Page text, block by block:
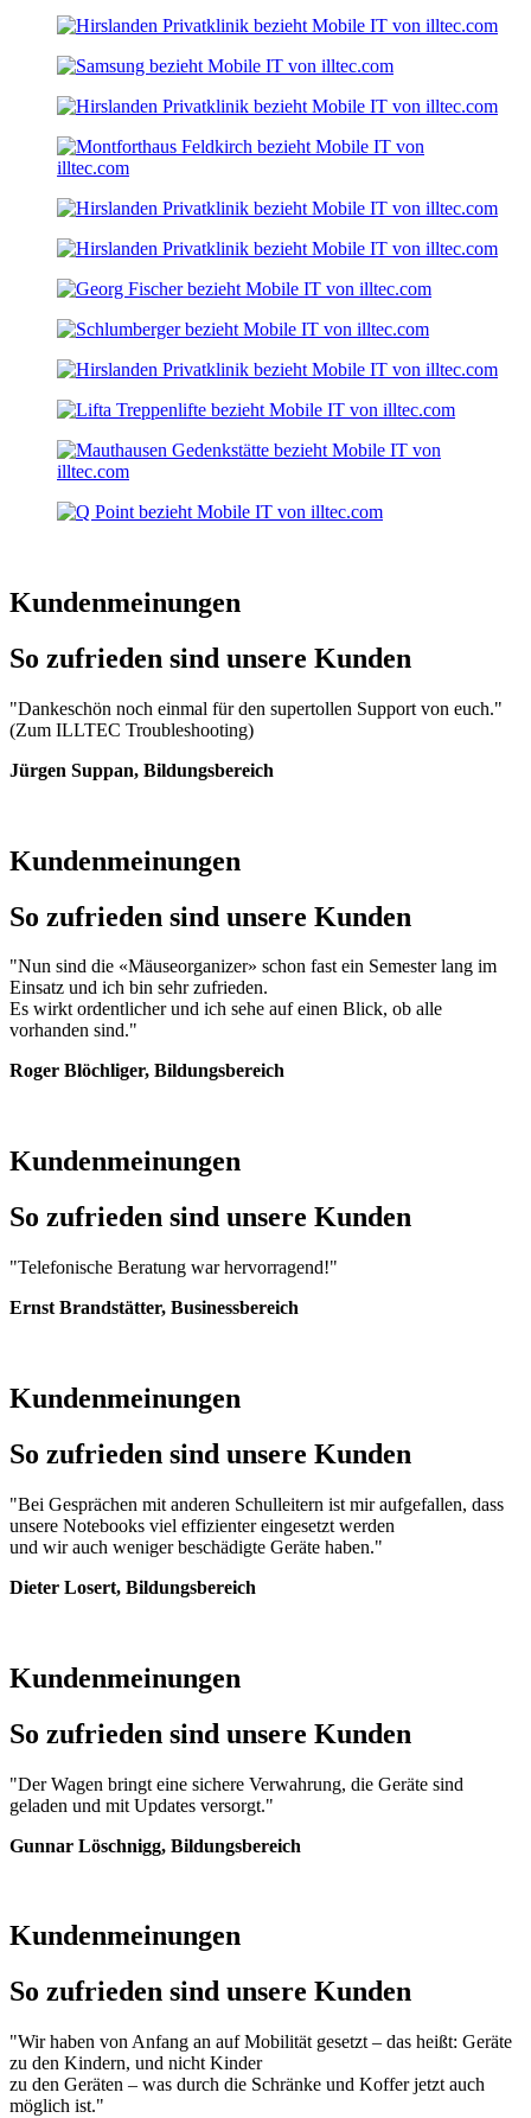
Kundenmeinungen
So zufrieden sind unsere Kunden
"Dankeschön noch einmal für den supertollen Support von euch."
(Zum ILLTEC Troubleshooting)
Jürgen Suppan, Bildungsbereich
Kundenmeinungen
So zufrieden sind unsere Kunden
"Nun sind die «Mäuseorganizer» schon fast ein Semester lang im
Einsatz und ich bin sehr zufrieden.
Es wirkt ordentlicher und ich sehe auf einen Blick, ob alle
vorhanden sind."
Roger Blöchliger, Bildungsbereich
Kundenmeinungen
So zufrieden sind unsere Kunden
"Telefonische Beratung war hervorragend!"
Ernst Brandstätter, Businessbereich
Kundenmeinungen
So zufrieden sind unsere Kunden
"Bei Gesprächen mit anderen Schulleitern ist mir aufgefallen, dass
unsere Notebooks viel effizienter eingesetzt werden
und wir auch weniger beschädigte Geräte haben."
Dieter Losert, Bildungsbereich
Kundenmeinungen
So zufrieden sind unsere Kunden
"Der Wagen bringt eine sichere Verwahrung, die Geräte sind
geladen und mit Updates versorgt."
Gunnar Löschnigg, Bildungsbereich
Kundenmeinungen
So zufrieden sind unsere Kunden
"Wir haben von Anfang an auf Mobilität gesetzt – das heißt: Geräte
zu den Kindern, und nicht Kinder
zu den Geräten – was durch die Schränke und Koffer jetzt auch
möglich ist."